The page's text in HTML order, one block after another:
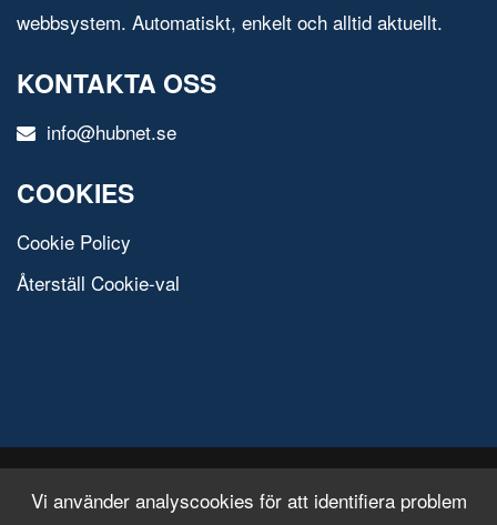
Vi använder analyscookies för att identifiera problem
webbsystem. Automatiskt, enkelt och alltid aktuellt.
KONTAKTA OSS
info@hubnet.se
COOKIES
Cookie Policy
Återställ Cookie-val